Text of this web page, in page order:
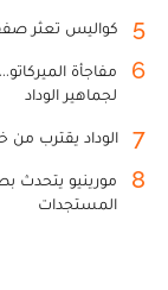
5 كواليس تعثر
6
مفاجأة
لجماهير الوداد
7 الوداد يقترب
8
مورينيو يتحدث
المستجدات